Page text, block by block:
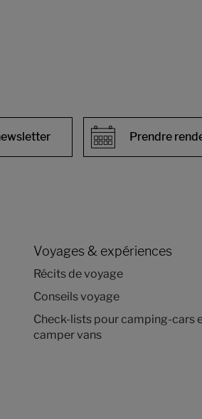
Prendre
Voyages & expériences
Récits de voyage
Conseils voyage
Check-lists pour camping-cars
camper vans